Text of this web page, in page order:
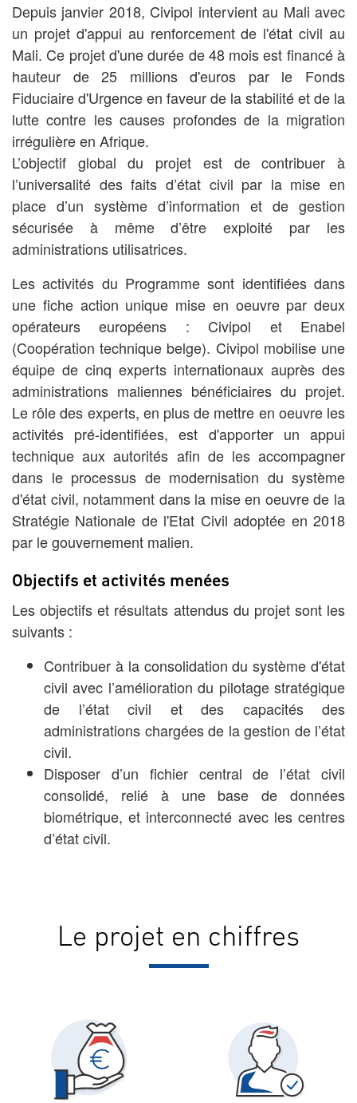
Depuis janvier 2018, Civipol intervient au Mali avec
un projet d'appui au renforcement de l'état civil au
Mali. Ce projet d'une durée de 48 mois est financé à
hauteur de 25 millions d'euros par le Fonds
Fiduciaire d'Urgence en faveur de la stabilité et de la
lutte contre les causes profondes de la migration
irrégulière en Afrique.
L’objectif global du projet est de contribuer à
l’universalité des faits d’état civil par la mise en
place d’un système d’information et de gestion
sécurisée à même d’être exploité par les
administrations utilisatrices.
Les activités du Programme sont identifiées dans
une fiche action unique mise en oeuvre par deux
opérateurs européens : Civipol et Enabel
(Coopération technique belge). Civipol mobilise une
équipe de cinq experts internationaux auprès des
administrations maliennes bénéficiaires du projet.
Le rôle des experts, en plus de mettre en oeuvre les
activités pré-identifiées, est d'apporter un appui
technique aux autorités afin de les accompagner
dans le processus de modernisation du système
d'état civil, notamment dans la mise en oeuvre de la
Stratégie Nationale de l'Etat Civil adoptée en 2018
par le gouvernement malien.
Objectifs et activités menées
Les objectifs et résultats attendus du projet sont les
suivants :
Contribuer à la consolidation du système d'état
civil avec l’amélioration du pilotage stratégique
de l’état civil et des capacités des
administrations chargées de la gestion de l’état
civil.
Disposer d’un fichier central de l’état civil
consolidé, relié à une base de données
biométrique, et interconnecté avec les centres
d’état civil.
Le projet en chiffres